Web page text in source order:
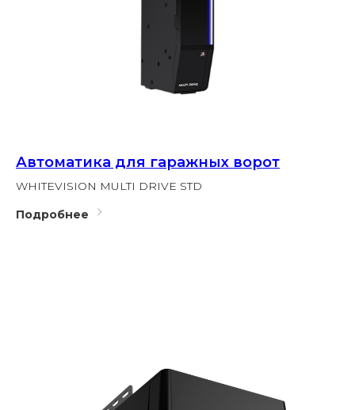
Автоматика для гаражных ворот
WHITEVISION MULTI DRIVE STD
Подробнее